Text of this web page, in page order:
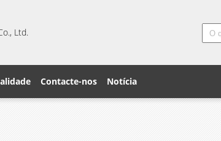
Ltd.
Contacte-nos Notícia